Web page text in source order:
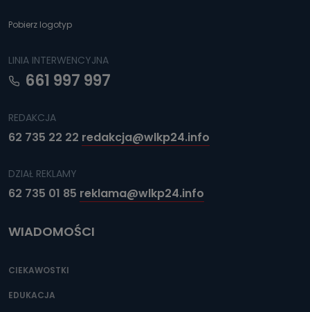
Pobierz logotyp
LINIA INTERWENCYJNA
661 997 997
REDAKCJA
62 735 22 22 redakcja@wlkp24.info
DZIAŁ REKLAMY
62 735 01 85 reklama@wlkp24.info
WIADOMOŚCI
CIEKAWOSTKI
EDUKACJA